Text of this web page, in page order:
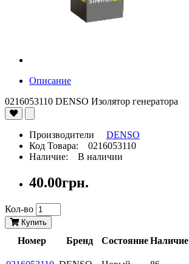
Описание
0216053110 DENSO Изолятор генератора
Производители DENSO
Код Товара: 0216053110
Наличие: В наличии
40.00грн.
Кол-во
Купить
Номер Бренд СостояниеНаличие